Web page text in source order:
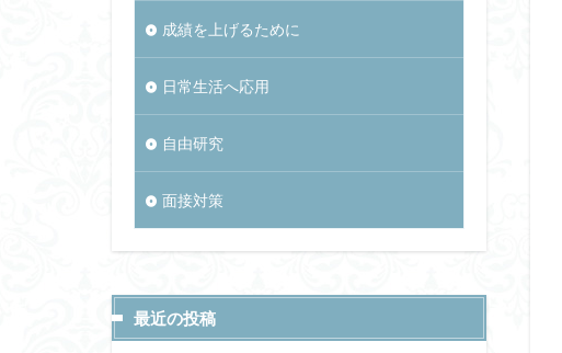
成績を上げるために
日常生活へ応用
自由研究
面接対策
最近の投稿